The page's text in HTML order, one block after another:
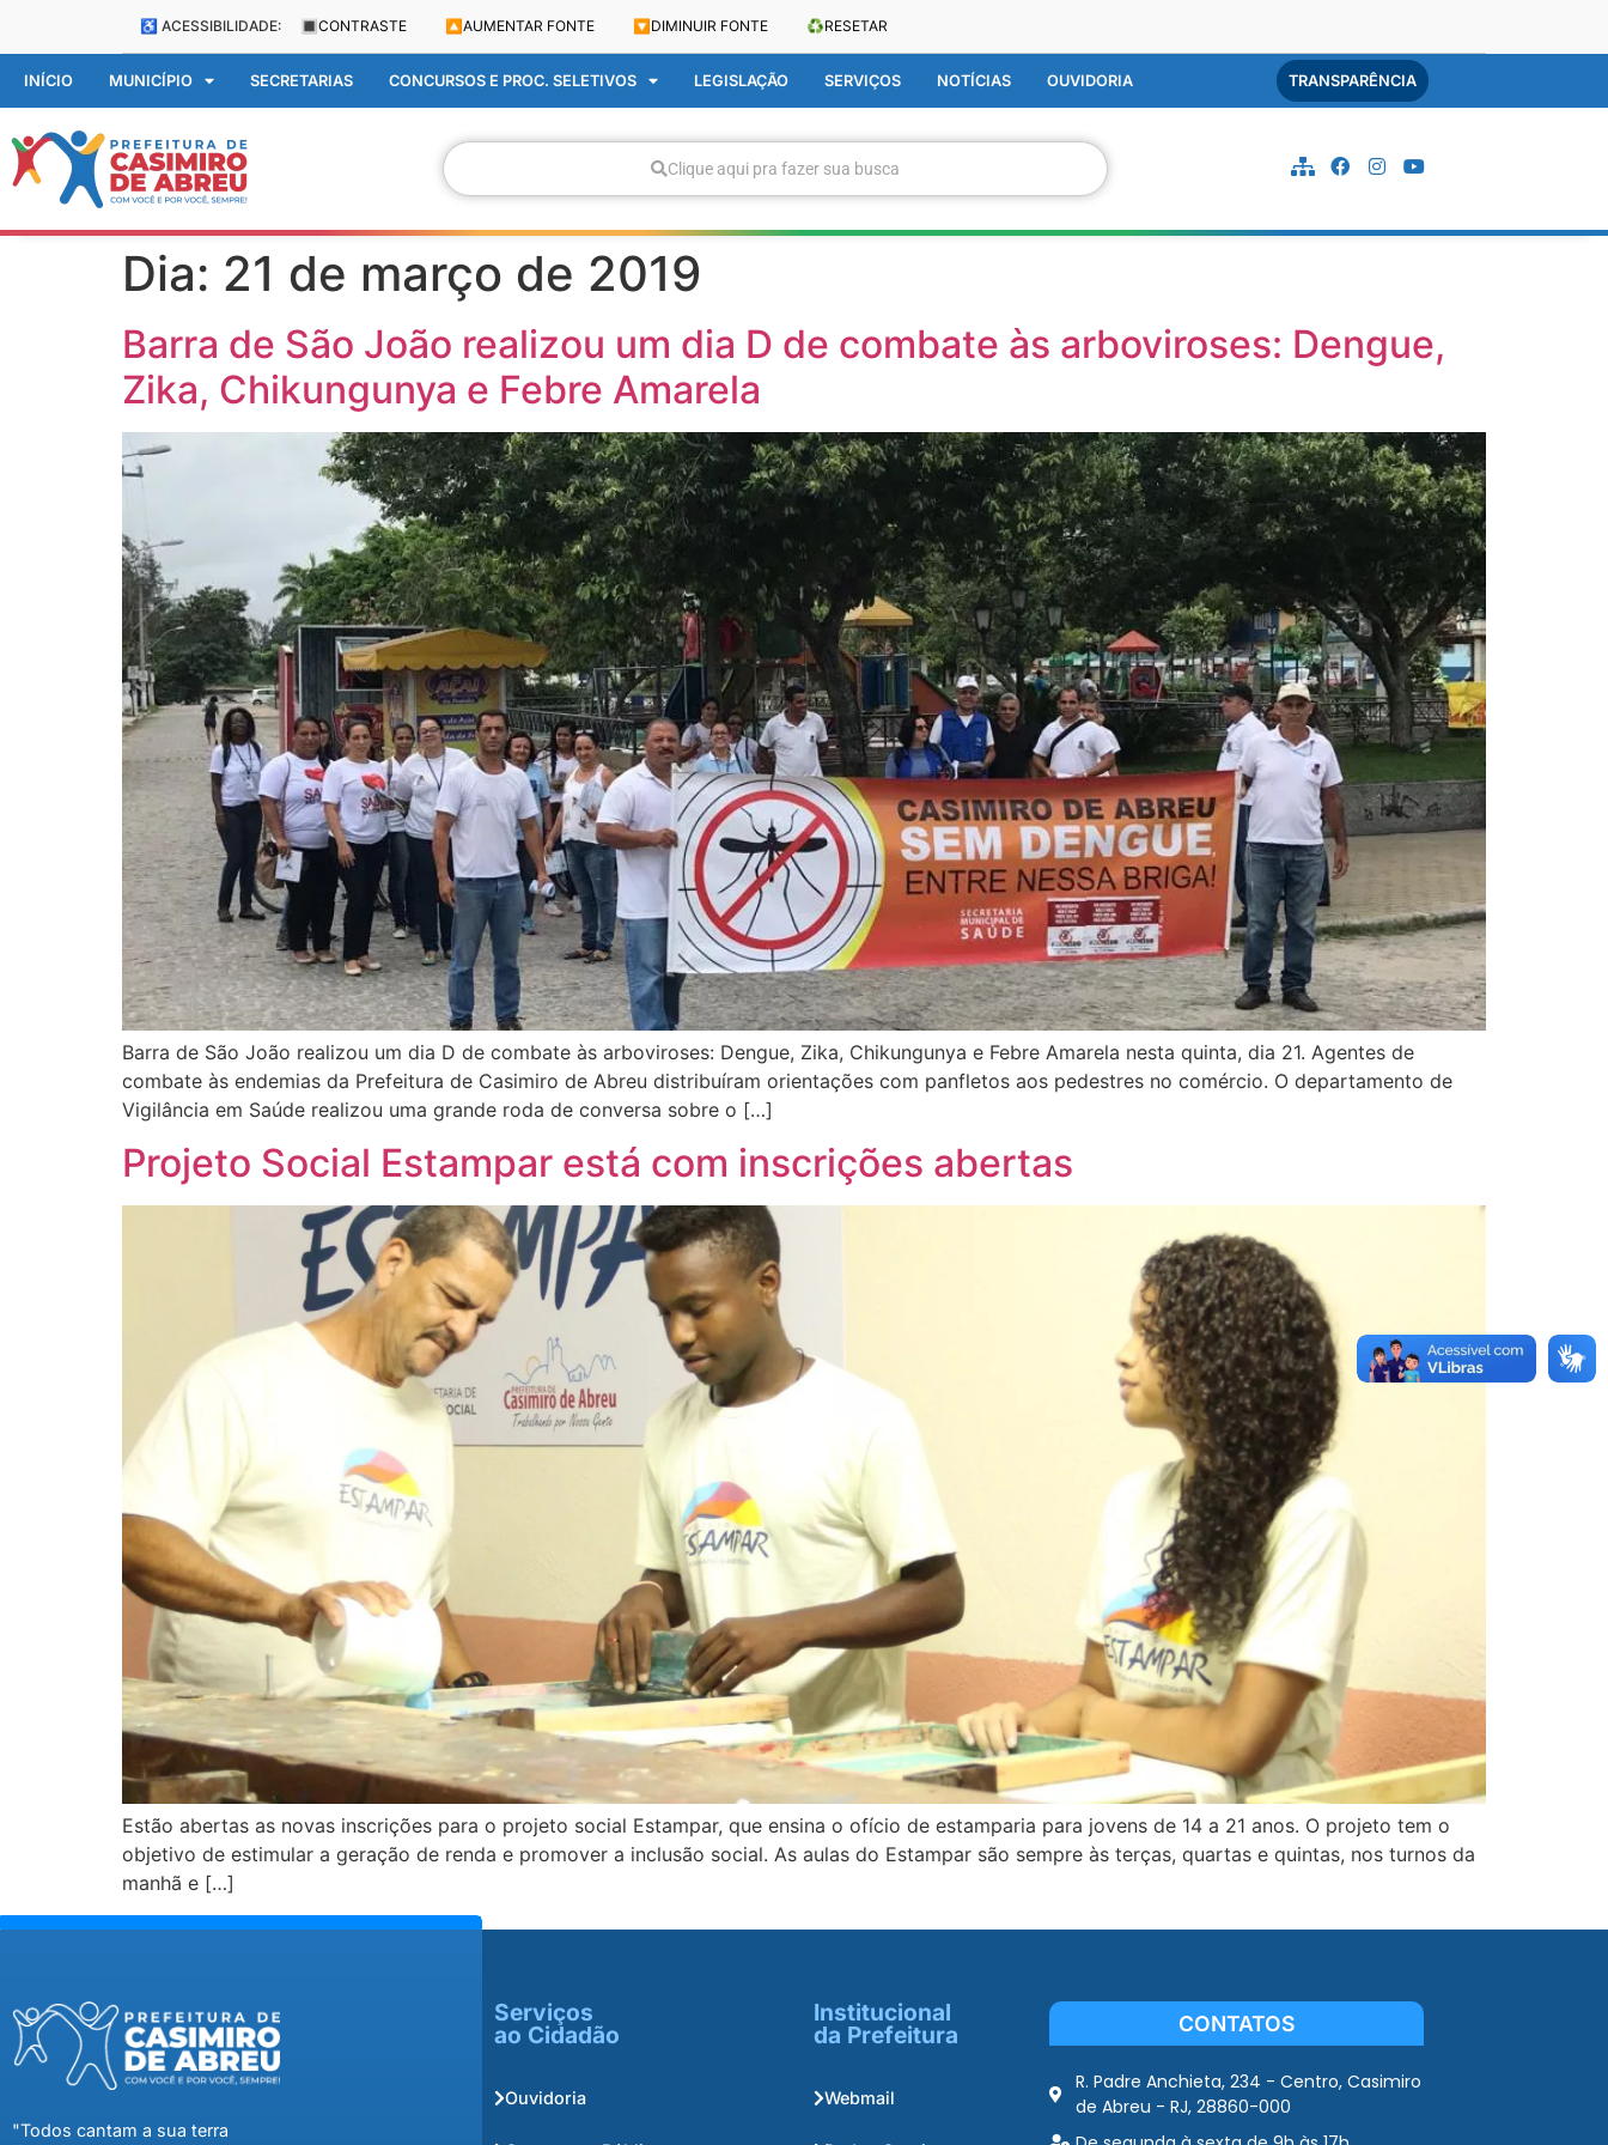
♿ ACESSIBILIDADE: 🔳 CONTRASTE 🔼 AUMENTAR FONTE 🔽 DIMINUIR FONTE ♻️RESETAR
INÍCIO MUNICÍPIO SECRETARIAS CONCURSOS E PROC. SELETIVOS LEGISLAÇÃO SERVIÇOS NOTÍCIAS OUVIDORIA TRANSPARÊNCIA
Clique aqui pra fazer sua busca
Dia: 21 de março de 2019
Barra de São João realizou um dia D de combate às arboviroses: Dengue,
Zika, Chikungunya e Febre Amarela
Barra de São João realizou um dia D de combate às arboviroses: Dengue, Zika, Chikungunya e Febre Amarela nesta quinta, dia 21. Agentes de
combate às endemias da Prefeitura de Casimiro de Abreu distribuíram orientações com panfletos aos pedestres no comércio. O departamento de
Vigilância em Saúde realizou uma grande roda de conversa sobre o […]
Projeto Social Estampar está com inscrições abertas
Estão abertas as novas inscrições para o projeto social Estampar, que ensina o ofício de estamparia para jovens de 14 a 21 anos. O projeto tem o
objetivo de estimular a geração de renda e promover a inclusão social. As aulas do Estampar são sempre às terças, quartas e quintas, nos turnos da
manhã e […]
"Todos cantam a sua terra
Serviços
ao Cidadão
Ouvidoria
Institucional
da Prefeitura
Webmail
CONTATOS
R. Padre Anchieta, 234 - Centro, Casimiro
de Abreu - RJ, 28860-000